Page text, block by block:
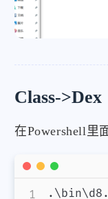
Class->Dex
在Powershell里
. \bin\